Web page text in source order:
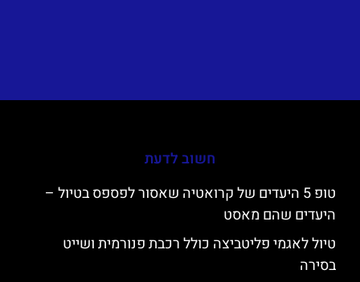
חשוב לדעת
טופ 5 היעדים של קרואטיה שאסור לפספס בטיול –
היעדים שהם מאסט
טיול לאגמי פליטביצה כולל רכבת פנורמית ושייט
בסירה